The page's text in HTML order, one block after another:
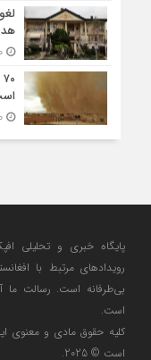
10 ژوئن 2025 - 18:53
10 ژوئن 2025 - 18:15
پایگاه خبری و تحلیلی
رویدادهای مرتبط با
بی‌طرفانه است. رسالت ما
است.
کلیه حقوق مادی و معنوی
است © 2025.